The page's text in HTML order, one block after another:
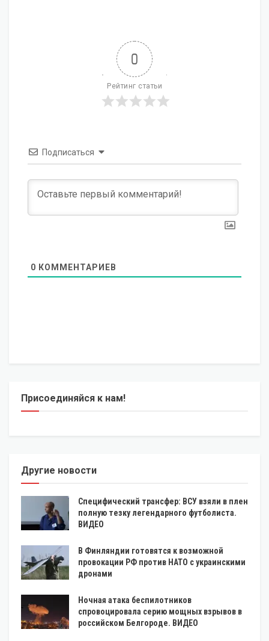
0
Рейтинг статьи
Подписаться
0 КОММЕНТАРИЕВ
Присоединяйся к нам!
Другие новости
Специфический трансфер: ВСУ взяли в плен
полную тезку легендарного футболиста.
ВИДЕО
В Финляндии готовятся к возможной
провокации РФ против НАТО с украинскими
дронами
Ночная атака беспилотников
спровоцировала серию мощных взрывов в
российском Белгороде. ВИДЕО